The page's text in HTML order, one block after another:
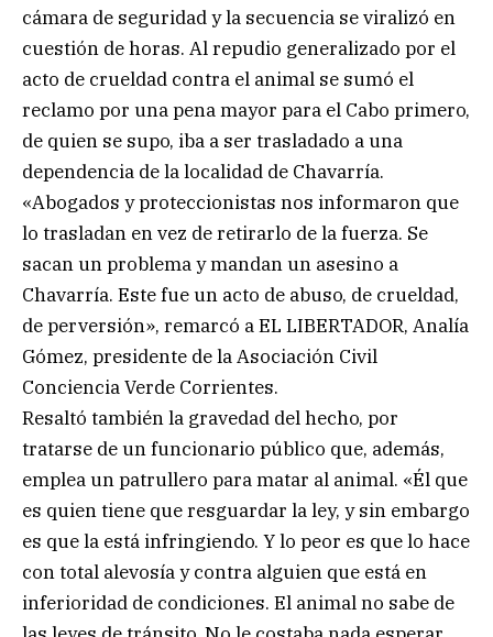
cámara de seguridad y la secuencia se viralizó en
cuestión de horas. Al repudio generalizado por el
acto de crueldad contra el animal se sumó el
reclamo por una pena mayor para el Cabo primero,
de quien se supo, iba a ser trasladado a una
dependencia de la localidad de Chavarría.
«Abogados y proteccionistas nos informaron que
lo trasladan en vez de retirarlo de la fuerza. Se
sacan un problema y mandan un asesino a
Chavarría. Este fue un acto de abuso, de crueldad,
de perversión», remarcó a EL LIBERTADOR, Analía
Gómez, presidente de la Asociación Civil
Conciencia Verde Corrientes.
Resaltó también la gravedad del hecho, por
tratarse de un funcionario público que, además,
emplea un patrullero para matar al animal. «Él que
es quien tiene que resguardar la ley, y sin embargo
es que la está infringiendo. Y lo peor es que lo hace
con total alevosía y contra alguien que está en
inferioridad de condiciones. El animal no sabe de